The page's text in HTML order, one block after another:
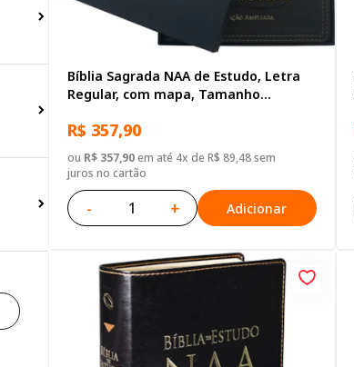
Bíblia Sagrada NAA de Estudo, Letra
Regular, com mapa, Tamanho
R$ 357,90
ou R$ 357,90em até 4x de R$ 89,48 sem
juros no cartão
- + Adicionar